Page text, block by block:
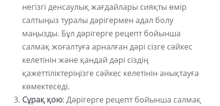
негізгі денсаулық жағдайлары сияқты өмір
салтыңыз туралы дәрігермен адал болу
маңызды. Бұл дәрігерге рецепт бойынша
салмақ жоғалтуға арналған дәрі сізге сәйкес
келетінін және қандай дәрі сіздің
қажеттіліктеріңізге сәйкес келетінін анықтауға
көмектеседі.
Сұрақ қою: Дәрігерге рецепт бойынша салмақ